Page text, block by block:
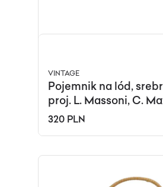
VINTAGE
Pojemnik na lód,
proj. L. Massoni, C.
Alessi, Włochy, lata 60.
320 PLN